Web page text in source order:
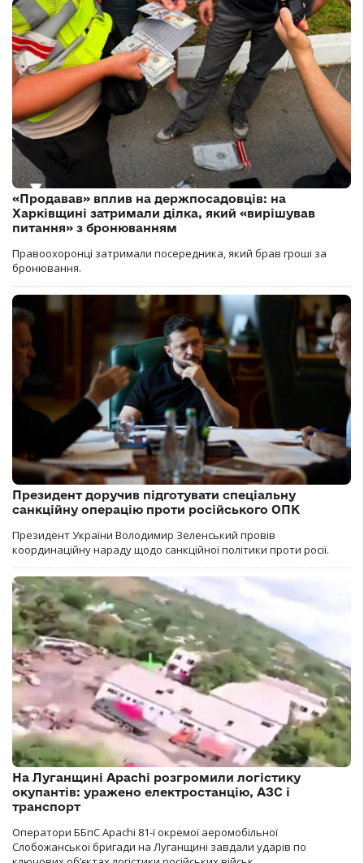
«Продавав» вплив на держпосадовців: на
Харківщині затримали ділка, який «вирішував
питання» з бронюванням
Правоохоронці затримали посередника, який брав гроші за
бронювання.
Президент доручив підготувати спеціальну
санкційну операцію проти російського ОПК
Президент України Володимир Зеленський провів
координаційну нараду щодо санкційної політики проти росії.
На Луганщині Apachi розгромили логістику
окупантів: уражено електростанцію, АЗС і
транспорт
Оператори ББпС Apachi 81-ї окремої аеромобільної
Слобожанської бригади на Луганщині завдали ударів по